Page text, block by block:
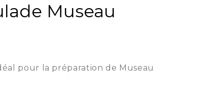
Museau
pour la préparation de Museau